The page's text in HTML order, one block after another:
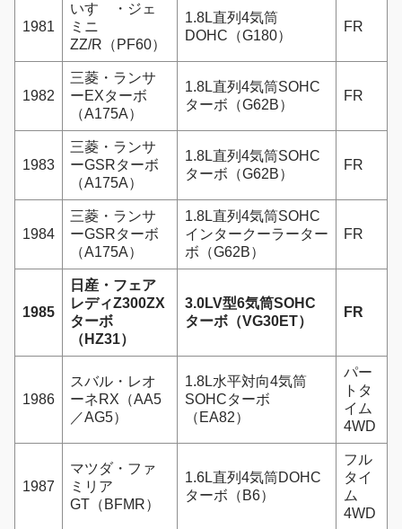
1981
いすゞ・ジェ
ミニ
ZZ/R（PF60）
1.8L直列4気筒
DOHC（G180）
FR
1982
三菱・ランサ
ーEXターボ
（A175A）
1.8L直列4気筒SOHC
ターボ（G62B）
FR
1983
三菱・ランサ
ーGSRターボ
（A175A）
1.8L直列4気筒SOHC
ターボ（G62B）
FR
1984
三菱・ランサ
ーGSRターボ
（A175A）
1.8L直列4気筒SOHC
インタークーラーター
ボ（G62B）
FR
1985
日産・フェア
レディZ300ZX
ターボ
（HZ31）
3.0LV型6気筒SOHC
ターボ（VG30ET）
FR
1986
スバル・レオ
ーネRX（AA5
／AG5）
1.8L水平対向4気筒
SOHCターボ
（EA82）
パー
トタ
イム
4WD
1987
マツダ・ファ
ミリア
GT（BFMR）
1.6L直列4気筒DOHC
ターボ（B6）
フル
タイ
ム
4WD